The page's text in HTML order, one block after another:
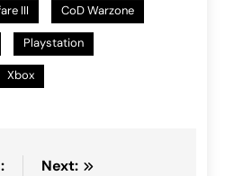
III CoD Warzone
Playstation
Xbox
Next: